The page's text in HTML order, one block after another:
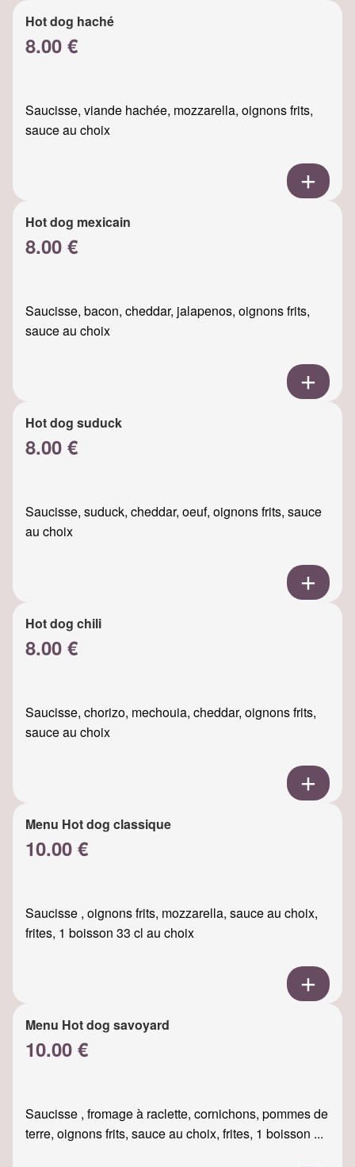
Hot dog haché
8.00 €
Saucisse, viande hachée, mozzarella, oignons frits,
sauce au choix
Hot dog mexicain
8.00 €
Saucisse, bacon, cheddar, jalapenos, oignons frits,
sauce au choix
Hot dog suduck
8.00 €
Saucisse, suduck, cheddar, oeuf, oignons frits, sauce
au choix
Hot dog chili
8.00 €
Saucisse, chorizo, mechouia, cheddar, oignons frits,
sauce au choix
Menu Hot dog classique
10.00 €
Saucisse , oignons frits, mozzarella, sauce au choix,
frites, 1 boisson 33 cl au choix
Menu Hot dog savoyard
10.00 €
Saucisse , fromage à raclette, cornichons, pommes de
terre, oignons frits, sauce au choix, frites, 1 boisson ...